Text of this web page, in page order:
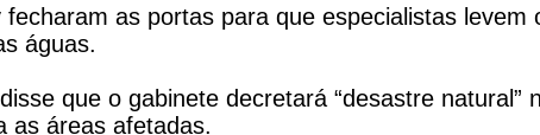
as portas para que especialistas levem
águas.
que o gabinete decretará “desastre natural”
as áreas afetadas.